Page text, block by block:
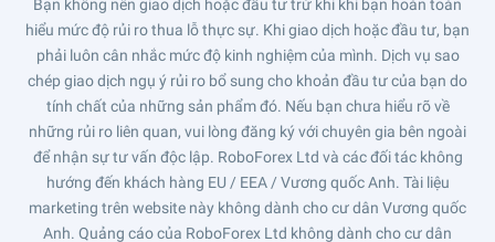
Bạn không nên giao dịch hoặc đầu tư trừ khi khi bạn hoàn toàn
hiểu mức độ rủi ro thua lỗ thực sự. Khi giao dịch hoặc đầu tư, bạn
phải luôn cân nhắc mức độ kinh nghiệm của mình. Dịch vụ sao
chép giao dịch ngụ ý rủi ro bổ sung cho khoản đầu tư của bạn do
tính chất của những sản phẩm đó. Nếu bạn chưa hiểu rõ về
những rủi ro liên quan, vui lòng đăng ký với chuyên gia bên ngoài
để nhận sự tư vấn độc lập. RoboForex Ltd và các đối tác không
hướng đến khách hàng EU / EEA / Vương quốc Anh. Tài liệu
marketing trên website này không dành cho cư dân Vương quốc
Anh. Quảng cáo của RoboForex Ltd không dành cho cư dân